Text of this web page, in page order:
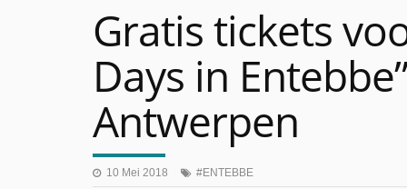
Gratis tickets
Days in
Antwerpen
10 Mei 2018 ENTEBBE